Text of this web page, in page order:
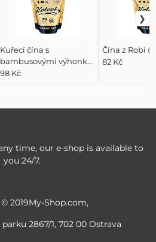
Kuřecí čína s
bambusovými výhonky
(1 porce)
98 Kč
Čína z Robi (1
82 Kč
time, our e-shop is available to
you 24/7.
2019My-Shop.com,
parku 2867/1, 702 00 Ostrava